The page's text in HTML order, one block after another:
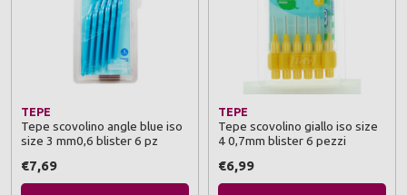
TEPE
Tepe scovolino angle blue iso
size 3 mm0,6 blister 6 pz
€7,69
TEPE
Tepe scovolino giallo iso size
4 0,7mm blister 6 pezzi
€6,99